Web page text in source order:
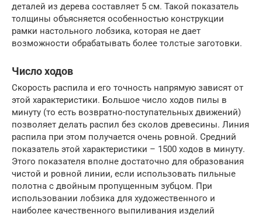
деталей из дерева составляет 5 см. Такой показатель
толщины объясняется особенностью конструкции
рамки настольного лобзика, которая не дает
возможности обрабатывать более толстые заготовки.
Число ходов
Скорость распила и его точность напрямую зависят от
этой характеристики. Большое число ходов пилы в
минуту (то есть возвратно-поступательных движений)
позволяет делать распил без сколов древесины. Линия
распила при этом получается очень ровной. Средний
показатель этой характеристики – 1500 ходов в минуту.
Этого показателя вполне достаточно для образования
чистой и ровной линии, если использовать пильные
полотна с двойным пропущенным зубцом. При
использовании лобзика для художественного и
наиболее качественного выпиливания изделий